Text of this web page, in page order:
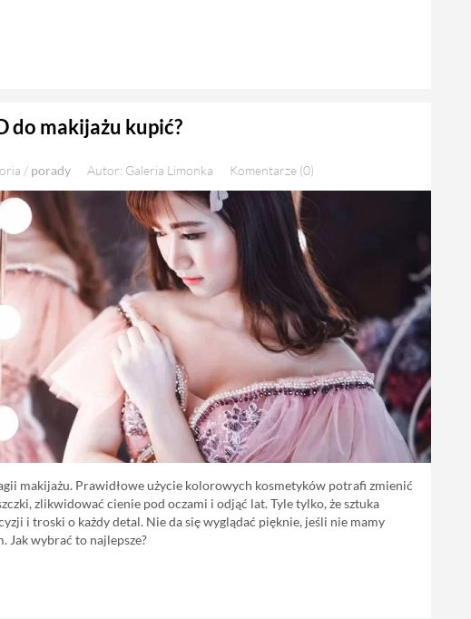
do makijażu kupić?
/ porady Autor: Galeria Limonka Komentarze (0)
makijażu. Prawidłowe użycie kolorowych kosmetyków potrafi zmienić
zlikwidować cienie pod oczami i odjąć lat. Tyle tylko, że sztuka
i troski o każdy detal. Nie da się wyglądać pięknie, jeśli nie mamy
Jak wybrać to najlepsze?